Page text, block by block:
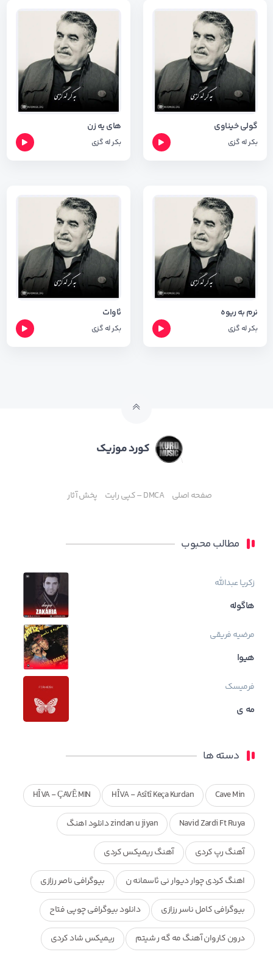
گولی خیناوی
بکر له گزی
های یه زن
بکر له گزی
نرم به ریوه
بکر له گزی
ئاوات
بکر له گزی
کورد موزیک
صفحه اصلی DMCA – کپی رایت پخش آثار
مطالب محبوب
زکریا عبدالله
هاگوله
مرضیه فریقی
هیوا
فرمیسک
مه ی
دسته ها
Cave Min
HÎVA - Asîtî Keça Kurdan
HÎVA - ÇAVÊ MIN
Navid Zardi Ft Ruya zindan u jiyan دانلود اهنگ
آهنگ رپ کردی آهنگ ریمیکس کردی
اهنگ کردی چوار دیوار نی ئاسمانه ن بیوگرافی ناصر رزازی
بیوگرافی کامل ناسر رزازی دانلود بیوگرافی چوپی فتاح
درون کاروان آهنگ مه گه ر شیتم ریمیکس شاد کردی